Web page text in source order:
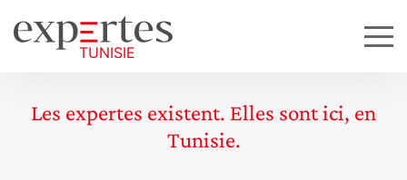
Les expertes existent. Elles sont ici, en
Tunisie.